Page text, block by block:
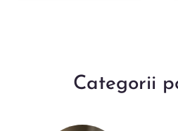
Categorii